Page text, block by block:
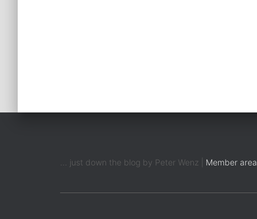
... just down the blog by Peter Wenz | Member area